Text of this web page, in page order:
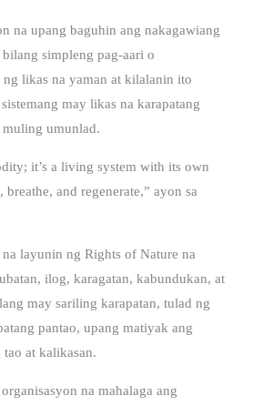
na upang baguhin ang nakagawiang
simpleng pag-aari o
likas na yaman at kilalanin ito
may likas na karapatang
umunlad.
it’s a living system with its own
and regenerate,” ayon sa
layunin ng Rights of Nature na
ilog, karagatan, kabundukan, at
may sariling karapatan, tulad ng
pantao, upang matiyak ang
at kalikasan.
na mahalaga ang